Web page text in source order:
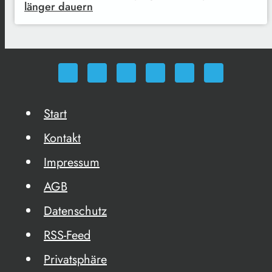
länger dauern
Start
Kontakt
Impressum
AGB
Datenschutz
RSS-Feed
Privatsphäre